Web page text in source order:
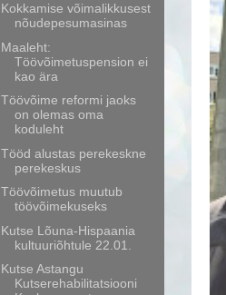
Kokkamise võimalikkusest
nõudepesumasinas
Maaleht:
Töövõimetuspension ei
kao ära
Töövõime reformi jaoks
on olemas oma
koduleht
Tööd alustas perekeskne
perekeskus
Töövõimetus muutub
töövõimekuseks
Kutse Lõuna-Hispaania
kultuuriõhtule 22.01.
Kutse Astangu
Kutserehabilitatsiooni